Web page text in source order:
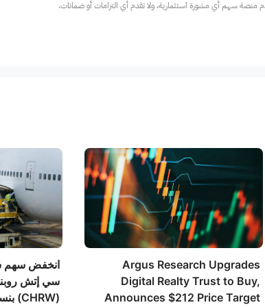
منصة سهم أي مشورة استثمارية، ولا تقدم أي التزامات أو ضمانات.
Argus Research Upgrades
Digital Realty Trust to Buy,
Announces $212 Price Target
انخفض سهم
سي إتش